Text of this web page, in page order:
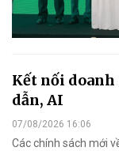
Kết nối
dẫn, AI
07/08/2026 16:06
Các chính sách mới